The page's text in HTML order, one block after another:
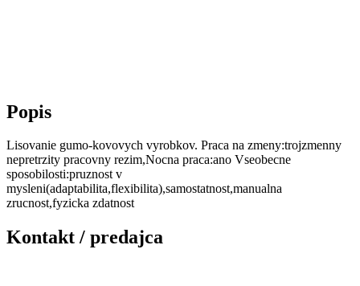
Popis
Lisovanie gumo-kovovych vyrobkov. Praca na zmeny:trojzmenny
nepretrzity pracovny rezim,Nocna praca:ano Vseobecne
sposobilosti:pruznost v
mysleni(adaptabilita,flexibilita),samostatnost,manualna
zrucnost,fyzicka zdatnost
Kontakt / predajca